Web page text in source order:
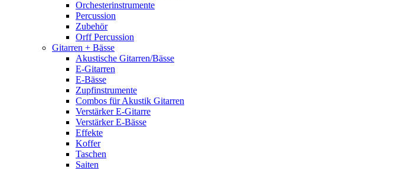
Orchesterinstrumente
Percussion
Zubehör
Orff Percussion
Gitarren + Bässe
Akustische Gitarren/Bässe
E-Gitarren
E-Bässe
Zupfinstrumente
Combos für Akustik Gitarren
Verstärker E-Gitarre
Verstärker E-Bässe
Effekte
Koffer
Taschen
Saiten